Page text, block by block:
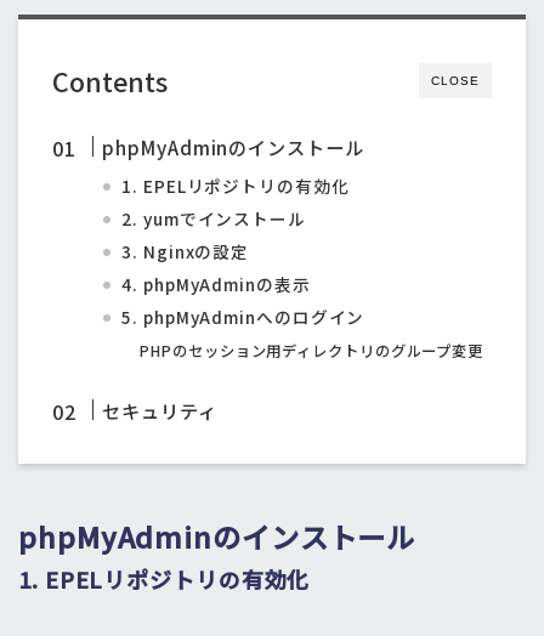
CLOSE
Contents
phpMyAdminのインストール
1. EPELリポジトリの有効化
2. yumでインストール
3. Nginxの設定
4. phpMyAdminの表示
5. phpMyAdminへのログイン
PHPのセッション用ディレクトリのグループ変更
セキュリティ
phpMyAdminのインストール
1. EPELリポジトリの有効化